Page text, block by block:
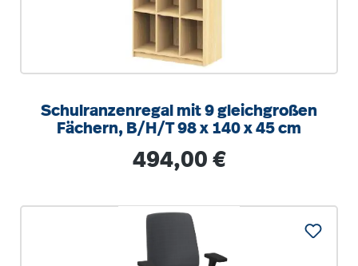
Schulranzenregal mit 9 gleichgroßen
Fächern, B/H/T 98 x 140 x 45 cm
Regulärer Preis:
494,00 €